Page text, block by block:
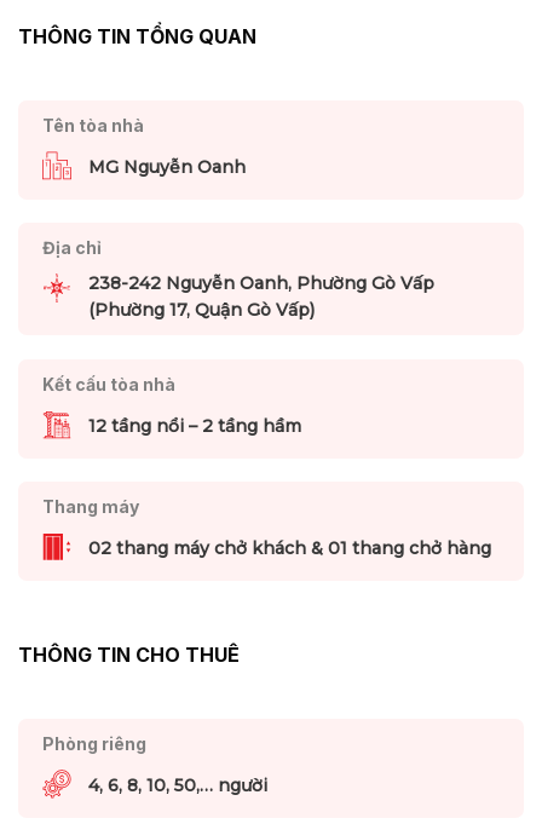
THÔNG TIN TỔNG QUAN
Tên tòa nhà
MG Nguyễn Oanh
Địa chỉ
238-242 Nguyễn Oanh, Phường Gò Vấp
(Phường 17, Quận Gò Vấp)
Kết cấu tòa nhà
12 tầng nổi – 2 tầng hầm
Thang máy
02 thang máy chở khách & 01 thang chở hàng
THÔNG TIN CHO THUÊ
Phòng riêng
4, 6, 8, 10, 50,… người